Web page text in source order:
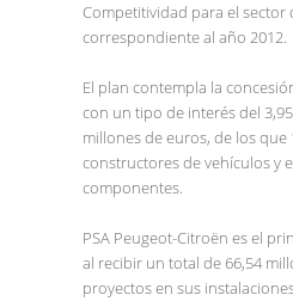
Competitividad para el sector
correspondiente al año 2012.
El plan contempla la
con un tipo de interés del
millones de euros, de los que
constructores de vehículos y
componentes.
PSA Peugeot-Citroën es el
al recibir un total de 66,54
proyectos en sus